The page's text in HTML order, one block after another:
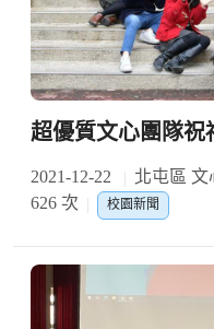
超優質文心團隊祝
2021-12-22 北屯區 文
626 次
校園新聞